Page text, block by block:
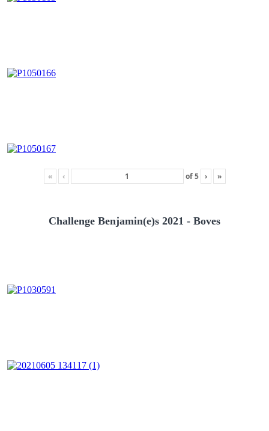
« ‹ of5 › »
Challenge Benjamin(e)s 2021 - Boves